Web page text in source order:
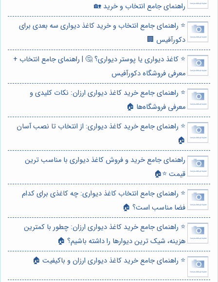
راهنمای جامع انتخاب و خرید 🏡
⭐️ راهنمای جامع انتخاب و خرید کاغذ دیواری سه بعدی برای
دکورآفیس 🏢
⭐️ کاغذ دیواری یا پوستر دیواری؟ 🤔 | راهنمای جامع انتخاب +
معرفی فروشگاه دکورآفیس
⭐️ راهنمای جامع خرید کاغذ دیواری ارزان: نکات کلیدی و
معرفی فروشگاه‌ها 🏠
⭐️ راهنمای جامع خرید کاغذ دیواری: از انتخاب تا نصب آسان
🏠
راهنمای جامع خرید و فروش کاغذ دیواری با مناسب ترین
قیمت ⭐️🏠
⭐️ راهنمای جامع انتخاب کاغذ دیواری: چه کاغذی برای کدام
فضا مناسب است؟ 🏠
⭐️ راهنمای جامع خرید کاغذ دیواری ارزان: چطور با کمترین
هزینه، شیک ترین دیوارها را داشته باشیم؟ 🏠
⭐️ راهنمای جامع خرید کاغذ دیواری ارزان و باکیفیت 🏠